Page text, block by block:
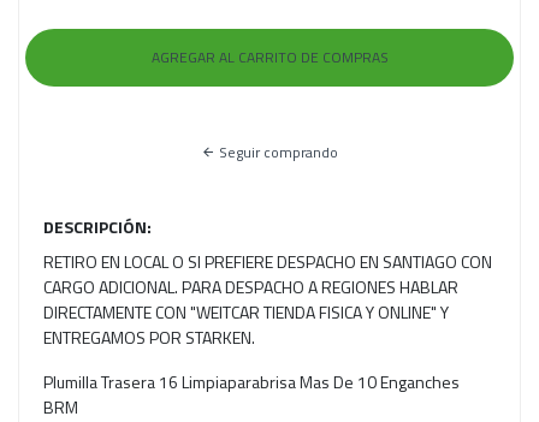
Seguir comprando
DESCRIPCIÓN:
RETIRO EN LOCAL O SI PREFIERE DESPACHO EN SANTIAGO CON
CARGO ADICIONAL. PARA DESPACHO A REGIONES HABLAR
DIRECTAMENTE CON "WEITCAR TIENDA FISICA Y ONLINE" Y
ENTREGAMOS POR STARKEN.
Plumilla Trasera 16 Limpiaparabrisa Mas De 10 Enganches
BRM